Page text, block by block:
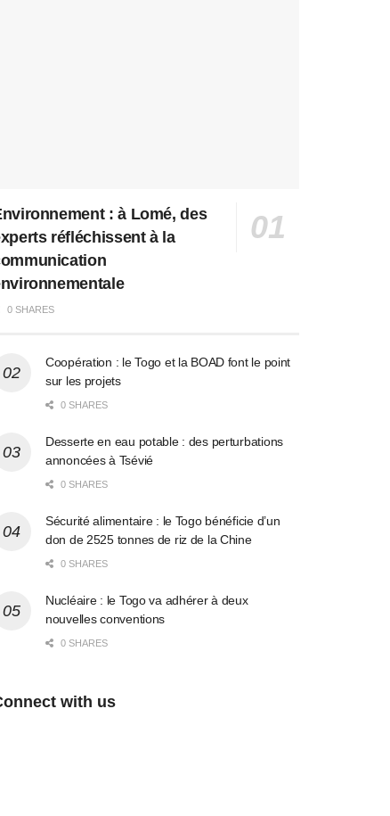
: à Lomé, des
réfléchissent à la
0 SHARES
Coopération : le Togo et la BOAD font le point
sur les projets
0 SHARES
Desserte en eau potable : des perturbations
annoncées à Tsévié
0 SHARES
Sécurité alimentaire : le Togo bénéficie d’un
don de 2525 tonnes de riz de la Chine
0 SHARES
Nucléaire : le Togo va adhérer à deux
nouvelles conventions
0 SHARES
with us